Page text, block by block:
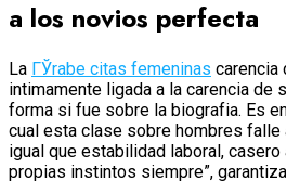
a los novios perfecta
La ГЎrabe citas femeninas carencia
intimamente ligada a la carencia de
forma si fue sobre la biografia. Es
cual esta clase sobre hombres
igual que estabilidad laboral,
propias instintos siempre”,